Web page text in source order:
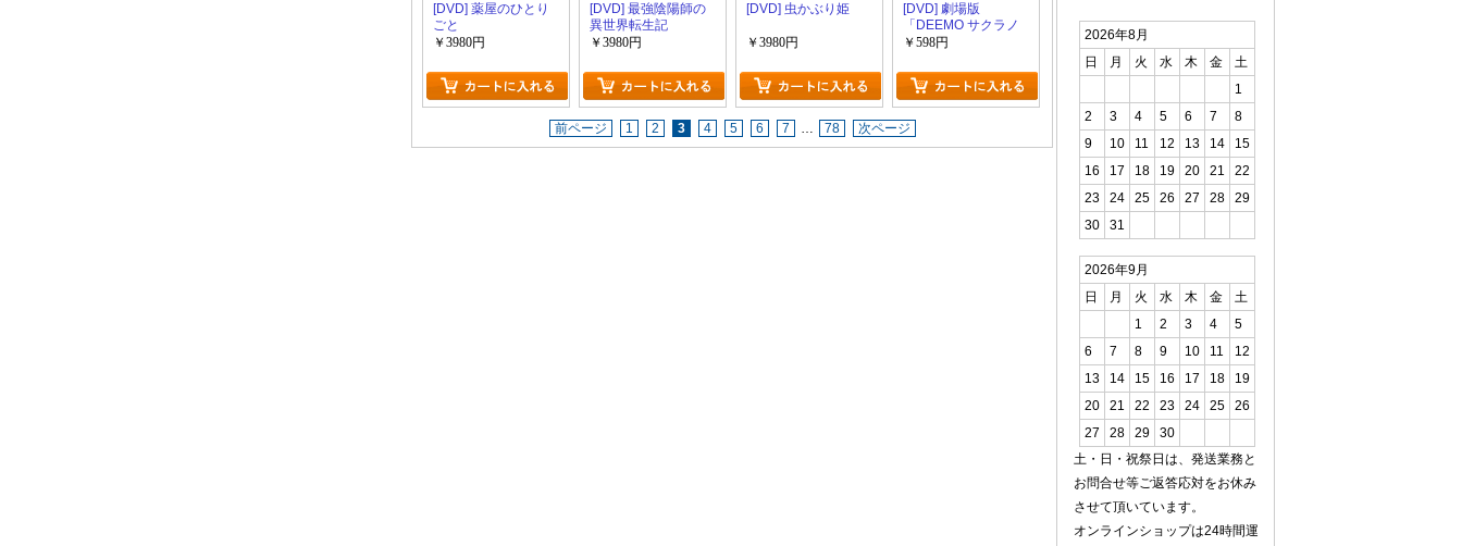
[DVD] 薬屋のひとり
ごと
￥3980円
[DVD] 最強陰陽師の
異世界転生記
￥3980円
[DVD] 虫かぶり姫
￥3980円
[DVD] 劇場版
「DEEMO サクラノ
オト －あなたの奏で
－」
￥598円
前ページ 1 2 3 4 5 6 7 … 78 次ページ
2026年8月
日
月 火 水 木 金
土
1
2
3 4 5 6 7
8
9
10 11 12 13 14
15
16
17 18 19 20 21
22
23
24 25 26 27 28
29
30
31
2026年9月
日
月 火 水 木 金
土
1
2 3 4
5
6
7 8 9 10 11
12
13
14 15 16 17 18
19
20
21 22 23 24 25
26
27
28 29
30
土・日・祝祭日は、発送業務と
お問合せ等ご返答応対をお休み
させて頂いています。
オンラインショップは24時間運